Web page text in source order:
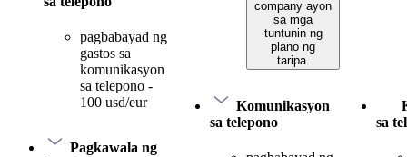
pagbabayad ng
gastos sa
komunikasyon
sa telepono -
100 usd/eur
Pagkawala ng
company ayon
sa mga
tuntunin ng
plano ng
taripa.
Komunikasyon
sa telepono
sa